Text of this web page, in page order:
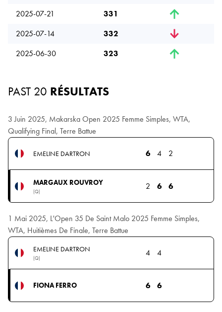
2025-07-21
331
2025-07-14
332
2025-06-30
323
PAST 20 RÉSULTATS
3 Juin 2025, Makarska Open 2025 Femme Simples, WTA,
Qualifying Final, Terre Battue
EMELINE DARTRON 6 4 2
MARGAUX ROUVROY
(Q)
2 6 6
1 Mai 2025, L'Open 35 De Saint Malo 2025 Femme Simples,
WTA, Huitièmes De Finale, Terre Battue
EMELINE DARTRON
(Q)
4 4
FIONA FERRO 6 6